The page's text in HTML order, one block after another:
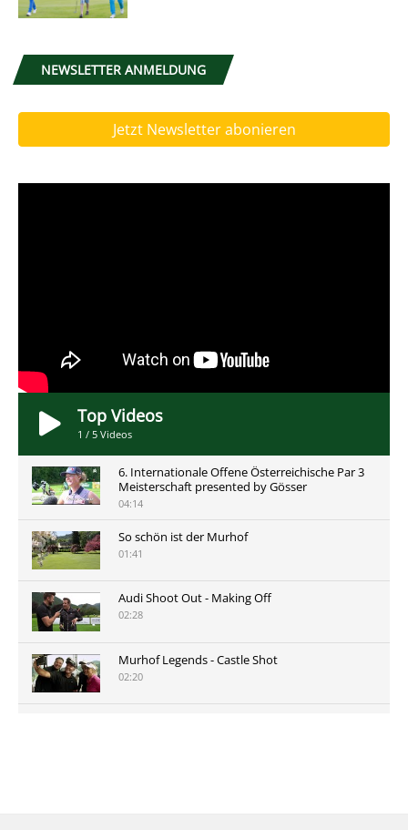
NEWSLETTER ANMELDUNG
Jetzt Newsletter abonieren
Top Videos
1 / 5 Videos
6. Internationale Offene Österreichische Par 3
Meisterschaft presented by Gösser
04:14
So schön ist der Murhof
01:41
Audi Shoot Out - Making Off
02:28
Murhof Legends - Castle Shot
02:20